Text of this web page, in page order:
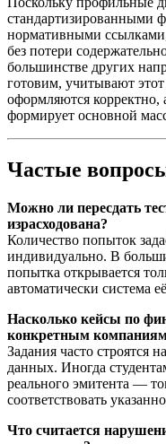
стандартизированными
нормативными
без потери
большинстве других
готовим, учитывают
оформляются корректно,
формирует основной
Частые
Можно ли пересдать
израсходована?
Количество попыток
индивидуально. В
попытка открывается
автоматически система
Насколько кейсы по
конкретным
Задания часто строятся
данных. Иногда
реального эмитента —
соответствовать
Что считается